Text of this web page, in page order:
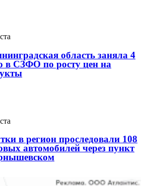
область заняла 4
в СЗФО по росту цен на
в регион проследовали 108
автомобилей через пункт